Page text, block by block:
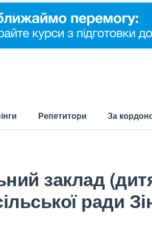
Репетитори За
заклад
ради